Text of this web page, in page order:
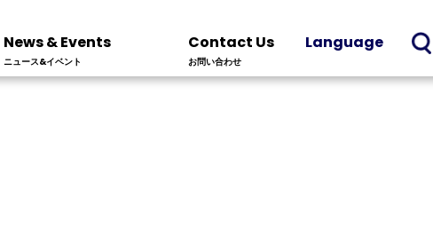
News & Events
ニュース&イベント
Contact Us
お問い合わせ
Language